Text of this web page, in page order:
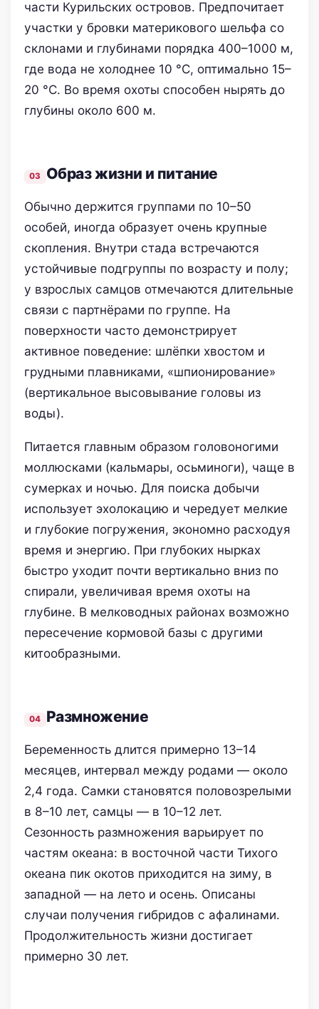
части Курильских островов. Предпочитает
участки у бровки материкового шельфа со
склонами и глубинами порядка 400–1000 м,
где вода не холоднее 10 °C, оптимально 15–
20 °C. Во время охоты способен нырять до
глубины около 600 м.
Образ жизни и питание
Обычно держится группами по 10–50
особей, иногда образует очень крупные
скопления. Внутри стада встречаются
устойчивые подгруппы по возрасту и полу;
у взрослых самцов отмечаются длительные
связи с партнёрами по группе. На
поверхности часто демонстрирует
активное поведение: шлёпки хвостом и
грудными плавниками, «шпионирование»
(вертикальное высовывание головы из
воды).
Питается главным образом головоногими
моллюсками (кальмары, осьминоги), чаще в
сумерках и ночью. Для поиска добычи
использует эхолокацию и чередует мелкие
и глубокие погружения, экономно расходуя
время и энергию. При глубоких нырках
быстро уходит почти вертикально вниз по
спирали, увеличивая время охоты на
глубине. В мелководных районах возможно
пересечение кормовой базы с другими
китообразными.
Размножение
Беременность длится примерно 13–14
месяцев, интервал между родами — около
2,4 года. Самки становятся половозрелыми
в 8–10 лет, самцы — в 10–12 лет.
Сезонность размножения варьирует по
частям океана: в восточной части Тихого
океана пик окотов приходится на зиму, в
западной — на лето и осень. Описаны
случаи получения гибридов с афалинами.
Продолжительность жизни достигает
примерно 30 лет.